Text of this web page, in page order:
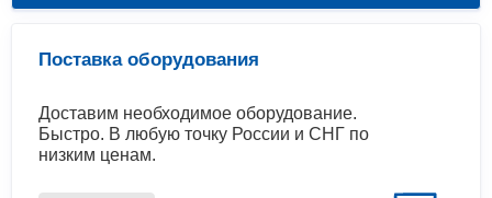
Поставка оборудования
Доставим необходимое оборудование.
Быстро. В любую точку России и СНГ по
низким ценам.